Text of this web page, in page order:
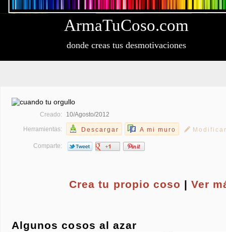
ArmaTuCoso.com
donde creas tus desmotivaciones
Creado: 10/Agosto/2012
Herramientas: Descargar A mi muro
Comparte:
Crea tu propio coso |Ver
Algunos cosos al azar